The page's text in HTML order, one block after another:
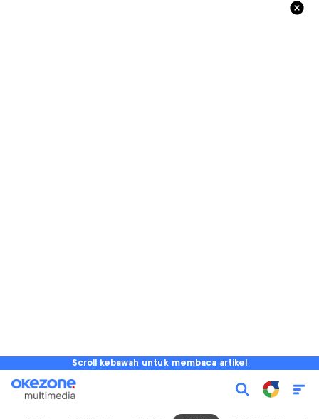
Scroll kebawah untuk membaca artikel